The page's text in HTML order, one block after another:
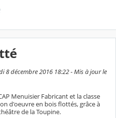
8 décembre 2016 18:22 - Mis à jour le
Menuisier Fabricant et la classe
d'oeuvre en bois flottés, grâce à
de la Toupine.